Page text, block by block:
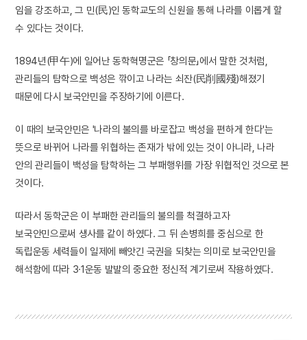
임을 강조하고, 그 민(民)인 동학교도의 신원을 통해 나라를 이롭게 할
수 있다는 것이다.
1894년(甲午)에 일어난 동학혁명군은 「창의문」에서 말한 것처럼,
관리들의 탐학으로 백성은 깎이고 나라는 쇠잔(民削國殘)해졌기
때문에 다시 보국안민을 주장하기에 이른다.
이 때의 보국안민은 '나라의 불의를 바로잡고 백성을 편하게 한다'는
뜻으로 바뀌어 나라를 위협하는 존재가 밖에 있는 것이 아니라, 나라
안의 관리들이 백성을 탐학하는 그 부패행위를 가장 위협적인 것으로 본
것이다.
따라서 동학군은 이 부패한 관리들의 불의를 척결하고자
보국안민으로써 생사를 같이 하였다. 그 뒤 손병희를 중심으로 한
독립운동 세력들이 일제에 빼앗긴 국권을 되찾는 의미로 보국안민을
해석함에 따라 3·1운동 발발의 중요한 정신적 계기로써 작용하였다.